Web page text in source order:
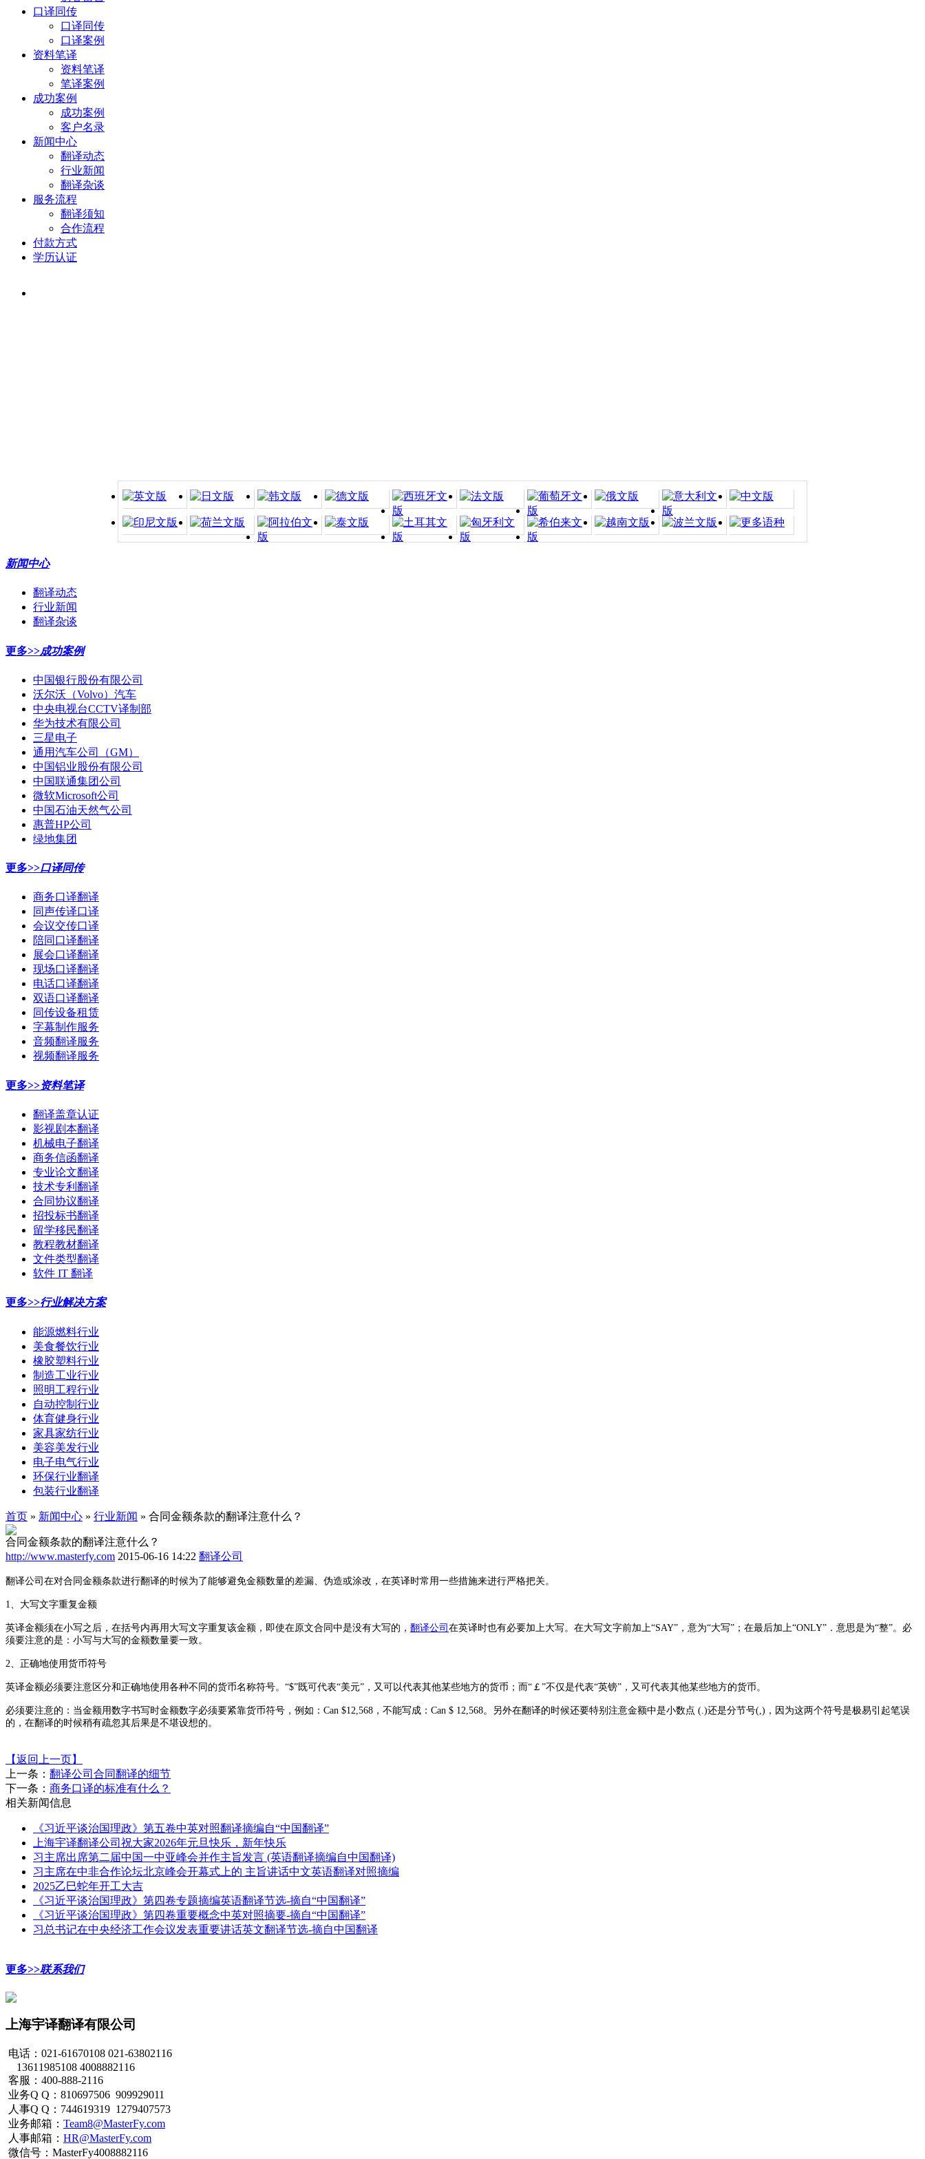
口译同传
口译同传
口译案例
资料笔译
资料笔译
笔译案例
成功案例
成功案例
客户名录
新闻中心
翻译动态
行业新闻
翻译杂谈
服务流程
翻译须知
合作流程
付款方式
学历认证
新闻中心
翻译动态
行业新闻
翻译杂谈
更多>>成功案例
中国银行股份有限公司
沃尔沃（Volvo）汽车
中央电视台CCTV译制部
华为技术有限公司
三星电子
通用汽车公司（GM）
中国铝业股份有限公司
中国联通集团公司
微软Microsoft公司
中国石油天然气公司
惠普HP公司
绿地集团
更多>>口译同传
商务口译翻译
同声传译口译
会议交传口译
陪同口译翻译
展会口译翻译
现场口译翻译
电话口译翻译
双语口译翻译
同传设备租赁
字幕制作服务
音频翻译服务
视频翻译服务
更多>>资料笔译
翻译盖章认证
影视剧本翻译
机械电子翻译
商务信函翻译
专业论文翻译
技术专利翻译
合同协议翻译
招投标书翻译
留学移民翻译
教程教材翻译
文件类型翻译
软件 IT 翻译
更多>>行业解决方案
能源燃料行业
美食餐饮行业
橡胶塑料行业
制造工业行业
照明工程行业
自动控制行业
体育健身行业
家具家纺行业
美容美发行业
电子电气行业
环保行业翻译
包装行业翻译
首页 » 新闻中心 » 行业新闻 » 合同金额条款的翻译注意什么？
合同金额条款的翻译注意什么？
http://www.masterfy.com 2015-06-16 14:22 翻译公司
翻译公司在对合同金额条款进行翻译的时候为了能够避免金额数量的差漏、伪造或涂改，在英译时常用一些措施来进行严格把关。
1 、大写文字重复金额
英译金额须在小写之后，在括号内再用大写文字重复该金额，即使在原文合同中是没有大写的， 翻译公司 在英译时也有必要加上大写。在大写文字前加上“SAY”，意为“大写”；在最后加上“ONLY”．意思是为“整”。必
须要注意的是：小写与大写的金额数量要一致。
2 、正确地使用货币符号
英译金额必须要注意区分和正确地使用各种不同的货币名称符号。“$”既可代表“美元”，又可以代表其他某些地方的货币；而“￡”不仅是代表“英镑”，又可代表其他某些地方的货币。
必须要注意的：当金额用数字书写时金额数字必须要紧靠货币符号，例如： Can $12,568 ，不能写成： Can $ 12,568。另外在翻译的时候还要特别注意金额中是小数点 (.)还是分节号(,) ，因为这两个符号是极易引起笔误
的，在翻译的时候稍有疏忽其后果是不堪设想的。
【返回上一页】
上一条： 翻译公司合同翻译的细节
下一条： 商务口译的标准有什么？
相关新闻信息
《习近平谈治国理政》第五卷中英对照翻译摘编自“中国翻译”
上海宇译翻译公司祝大家2026年元旦快乐，新年快乐
习主席出席第二届中国一中亚峰会并作主旨发言 (英语翻译摘编自中国翻译)
习主席在中非合作论坛北京峰会开幕式上的 主旨讲话中文英语翻译对照摘编
2025乙巳蛇年开工大吉
《习近平谈治国理政》第四卷专题摘编英语翻译节选-摘自“中国翻译”
《习近平谈治国理政》第四卷重要概念中英对照摘要-摘自“中国翻译”
习总书记在中央经济工作会议发表重要讲话英文翻译节选-摘自中国翻译
更多>>联系我们
上海宇译翻译有限公司
电话：021-61670108 021-63802116
13611985108 4008882116
客服：400-888-2116
业务Q Q：810697506 909929011
人事Q Q：744619319 1279407573
业务邮箱： Team8@MasterFy.com
人事邮箱： HR@MasterFy.com
微信号：MasterFy4008882116